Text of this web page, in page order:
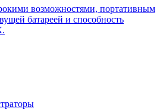
возможностями, портативным
батареей и способность